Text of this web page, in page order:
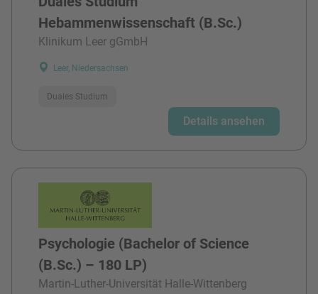
Hebammenwissenschaft (B.Sc.)
Klinikum Leer gGmbH
Leer, Niedersachsen
Duales Studium
Details ansehen
Psychologie (Bachelor of Science
(B.Sc.) – 180 LP)
Martin-Luther-Universität Halle-Wittenberg